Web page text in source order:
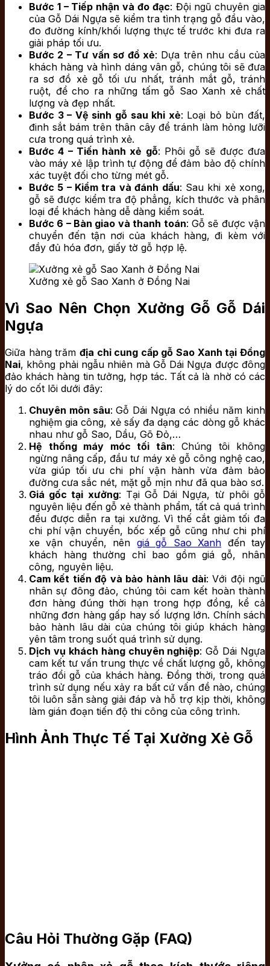
Bước 1 – Tiếp nhận và đo đạc: Đội ngũ chuyên gia
của Gỗ Dái Ngựa sẽ kiểm tra tình trạng gỗ đầu vào,
đo đường kính/khối lượng thực tế trước khi đưa ra
giải pháp tối ưu.
Bước 2 – Tư vấn sơ đồ xẻ: Dựa trên nhu cầu của
khách hàng và hình dáng vân gỗ, chúng tôi sẽ đưa
ra sơ đồ xẻ gỗ tối ưu nhất, tránh mắt gỗ, tránh
ruột, để cho ra những tấm gỗ Sao Xanh xẻ chất
lượng và đẹp nhất.
Bước 3 – Vệ sinh gỗ sau khi xẻ: Loại bỏ bùn đất,
đinh sắt bám trên thân cây để tránh làm hỏng lưỡi
cưa trong quá trình xẻ.
Bước 4 – Tiến hành xẻ gỗ: Phôi gỗ sẽ được đưa
vào máy xẻ lập trình tự động để đảm bảo độ chính
xác tuyệt đối cho từng mét gỗ.
Bước 5 – Kiểm tra và đánh dấu: Sau khi xẻ xong,
gỗ sẽ được kiểm tra độ phẳng, kích thước và phân
loại để khách hàng dễ dàng kiểm soát.
Bước 6 – Bàn giao và thanh toán: Gỗ sẽ được vận
chuyển đến tận nơi của khách hàng, đi kèm với
đầy đủ hóa đơn, giấy tờ gỗ hợp lệ.
Xưởng xẻ gỗ Sao Xanh ở Đồng Nai
Vì Sao Nên Chọn Xưởng Gỗ Gỗ Dái
Ngựa
Giữa hàng trăm địa chỉ cung cấp gỗ Sao Xanh tại Đồng
Nai, không phải ngẫu nhiên mà Gỗ Dái Ngựa được đông
đảo khách hàng tin tưởng, hợp tác. Tất cả là nhờ có các
lý do cốt lõi dưới đây:
Chuyên môn sâu: Gỗ Dái Ngựa có nhiều năm kinh
nghiệm gia công, xẻ sấy đa dạng các dòng gỗ khác
nhau như gỗ Sao, Dầu, Gõ Đỏ,…
Hệ thống máy móc tối tân: Chúng tôi không
ngừng nâng cấp, đầu tư máy xẻ gỗ công nghệ cao,
vừa giúp tối ưu chi phí vận hành vừa đảm bảo
đường cưa sắc nét, mặt gỗ mịn như đã qua bào sơ.
Giá gốc tại xưởng: Tại Gỗ Dái Ngựa, từ phôi gỗ
nguyên liệu đến gỗ xẻ thành phẩm, tất cả quá trình
đều được diễn ra tại xưởng. Vì thế cắt giảm tối đa
chi phí vận chuyển, bốc xếp gỗ cũng như chi phí
xe vận chuyển, nên giá gỗ Sao Xanh đến tay
khách hàng thường chỉ bao gồm giá gỗ, nhân
công, nguyên liệu.
Cam kết tiến độ và bảo hành lâu dài: Với đội ngũ
nhân sự đông đảo, chúng tôi cam kết hoàn thành
đơn hàng đúng thời hạn trong hợp đồng, kể cả
những đơn hàng gấp hay số lượng lớn. Chính sách
bảo hành lâu dài của chúng tôi giúp khách hàng
yên tâm trong suốt quá trình sử dụng.
Dịch vụ khách hàng chuyên nghiệp: Gỗ Dái Ngựa
cam kết tư vấn trung thực về chất lượng gỗ, không
tráo đổi gỗ của khách hàng. Đồng thời, trong quá
trình sử dụng nếu xảy ra bất cứ vấn đề nào, chúng
tôi luôn sẵn sàng giải đáp và hỗ trợ kịp thời, không
làm gián đoạn tiến độ thi công của công trình.
Hình Ảnh Thực Tế Tại Xưởng Xẻ Gỗ
Câu Hỏi Thường Gặp (FAQ)